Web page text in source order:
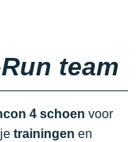
team
4 schoen voor
trainingen en